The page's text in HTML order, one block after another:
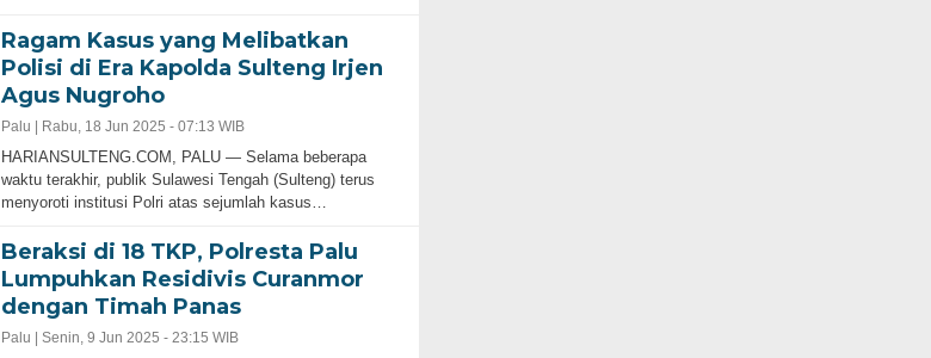
Ragam Kasus yang Melibatkan
Polisi di Era Kapolda Sulteng Irjen
Agus Nugroho
Palu | Rabu, 18 Jun 2025 - 07:13 WIB
HARIANSULTENG.COM, PALU — Selama beberapa
waktu terakhir, publik Sulawesi Tengah (Sulteng) terus
menyoroti institusi Polri atas sejumlah kasus…
Beraksi di 18 TKP, Polresta Palu
Lumpuhkan Residivis Curanmor
dengan Timah Panas
Palu | Senin, 9 Jun 2025 - 23:15 WIB